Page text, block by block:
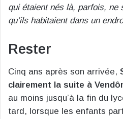
qui étaient nés là, parfois, ne
qu’ils habitaient dans un
Rester
Cinq ans après son arrivée,
clairement la suite à
au moins jusqu’à la fin du
tard, lorsque les enfants